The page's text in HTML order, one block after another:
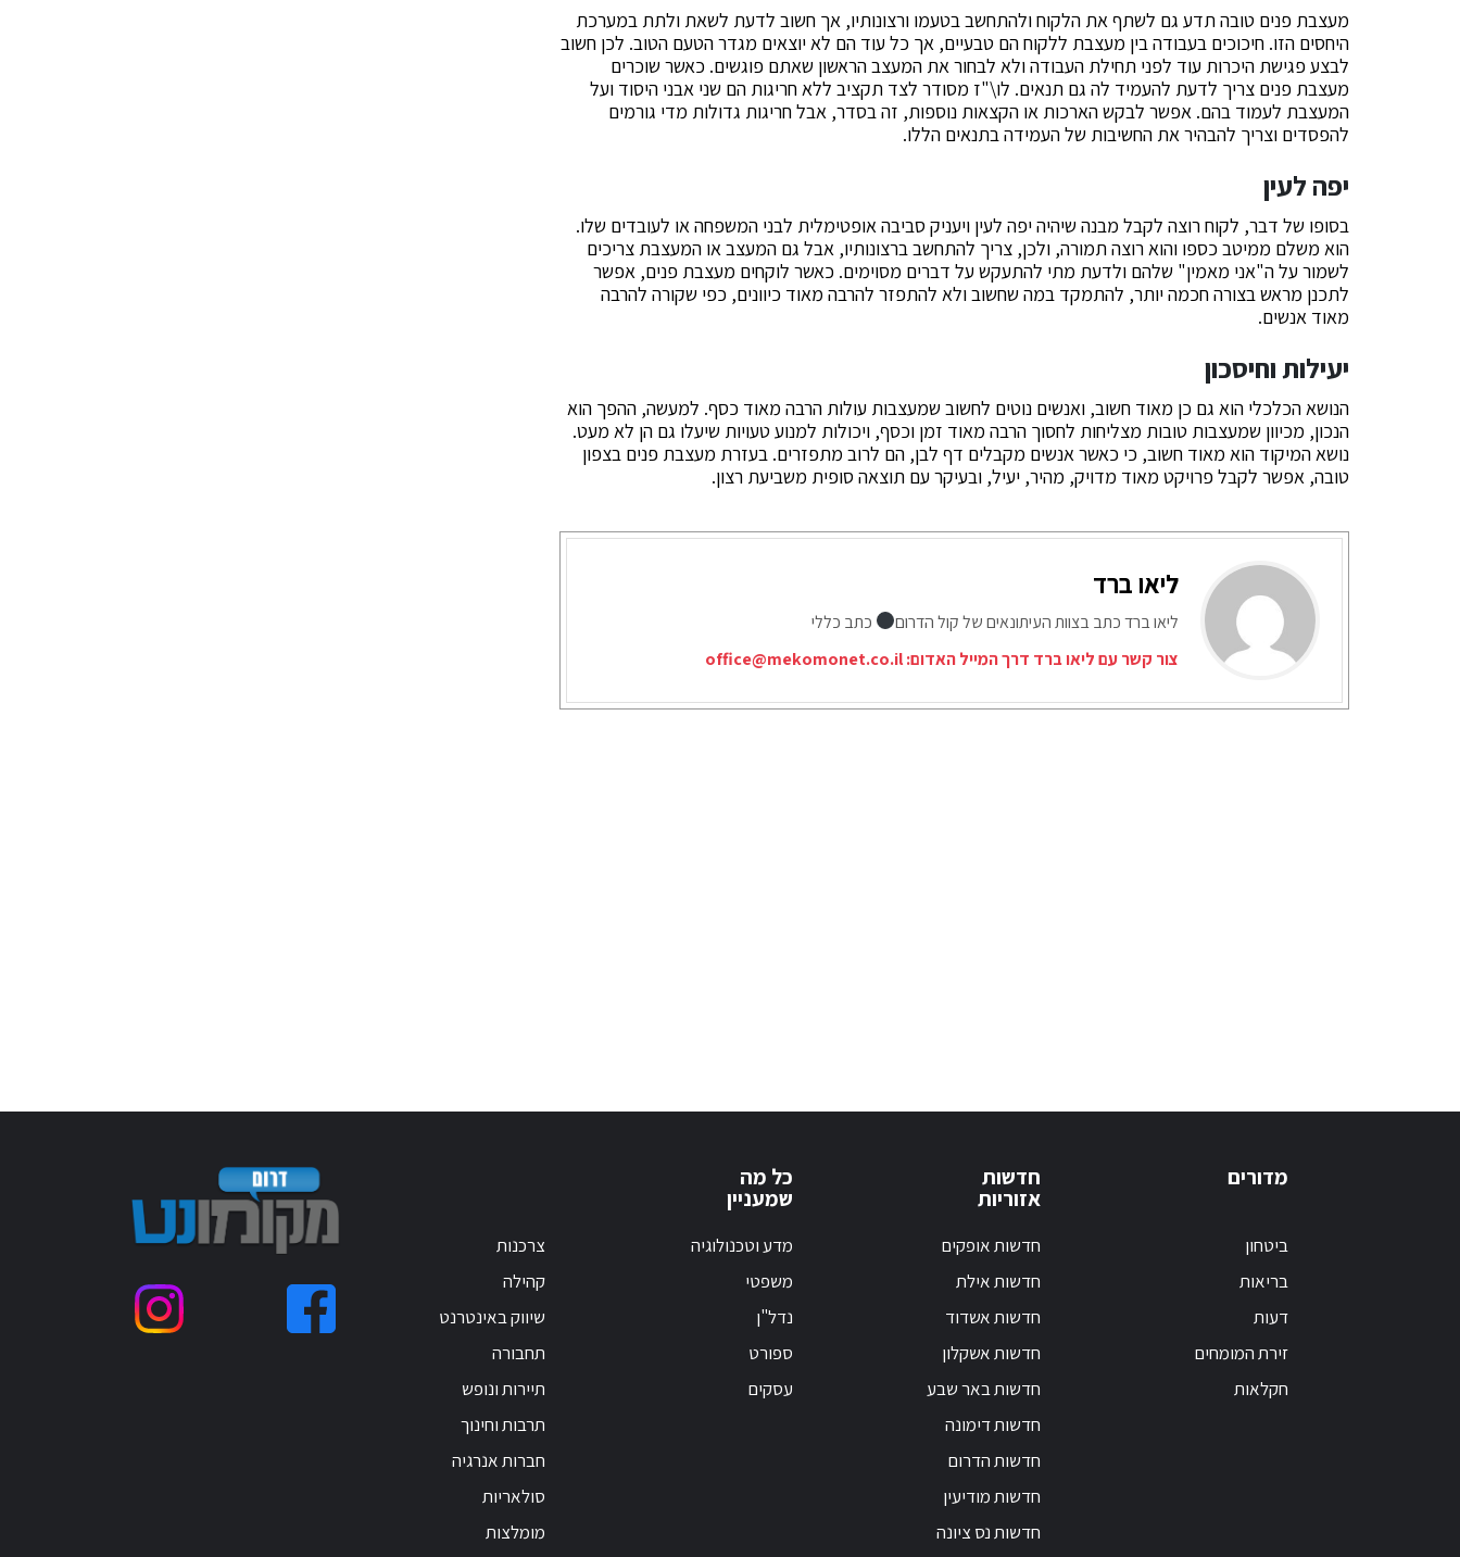
מעצבת פנים טובה תדע גם לשתף את הלקוח ולהתחשב בטעמו ורצונותיו, אך חשוב לדעת לשאת ולתת במערכת
היחסים הזו. חיכוכים בעבודה בין מעצבת ללקוח הם טבעיים, אך כל עוד הם לא יוצאים מגדר הטעם הטוב. לכן חשוב
לבצע פגישת היכרות עוד לפני תחילת העבודה ולא לבחור את המעצב הראשון שאתם פוגשים. כאשר שוכרים
מעצבת פנים צריך לדעת להעמיד לה גם תנאים. לו\"ז מסודר לצד תקציב ללא חריגות הם שני אבני היסוד ועל
המעצבת לעמוד בהם. אפשר לבקש הארכות או הקצאות נוספות, זה בסדר, אבל חריגות גדולות מדי גורמים
להפסדים וצריך להבהיר את החשיבות של העמידה בתנאים הללו.
יפה לעין
בסופו של דבר, לקוח רוצה לקבל מבנה שיהיה יפה לעין ויעניק סביבה אופטימלית לבני המשפחה או לעובדים שלו.
הוא משלם ממיטב כספו והוא רוצה תמורה, ולכן, צריך להתחשב ברצונותיו, אבל גם המעצב או המעצבת צריכים
לשמור על ה"אני מאמין" שלהם ולדעת מתי להתעקש על דברים מסוימים. כאשר לוקחים מעצבת פנים, אפשר
לתכנן מראש בצורה חכמה יותר, להתמקד במה שחשוב ולא להתפזר להרבה מאוד כיוונים, כפי שקורה להרבה
מאוד אנשים.
יעילות וחיסכון
הנושא הכלכלי הוא גם כן מאוד חשוב, ואנשים נוטים לחשוב שמעצבות עולות הרבה מאוד כסף. למעשה, ההפך הוא
הנכון, מכיוון שמעצבות טובות מצליחות לחסוך הרבה מאוד זמן וכסף, ויכולות למנוע טעויות שיעלו גם הן לא מעט.
נושא המיקוד הוא מאוד חשוב, כי כאשר אנשים מקבלים דף לבן, הם לרוב מתפזרים. בעזרת מעצבת פנים בצפון
טובה, אפשר לקבל פרויקט מאוד מדויק, מהיר, יעיל, ובעיקר עם תוצאה סופית משביעת רצון.
ליאו ברד
ליאו ברד כתב בצוות העיתונאים של קול הדרום
כתב כללי
צור קשר עם ליאו ברד דרך המייל האדום:office@mekomonet.co.il
מדורים
ביטחון
בריאות
דעות
זירת המומחים
חקלאות
חדשות
אזוריות
חדשות אופקים
חדשות אילת
חדשות אשדוד
חדשות אשקלון
חדשות באר שבע
חדשות דימונה
חדשות הדרום
חדשות מודיעין
חדשות נס ציונה
כל מה
שמעניין
מדע וטכנולוגיה
משפטי
נדל"ן
ספורט
עסקים
צרכנות
קהילה
שיווק באינטרנט
תחבורה
תיירות ונופש
תרבות וחינוך
חברות אנרגיה
סולאריות
מומלצות